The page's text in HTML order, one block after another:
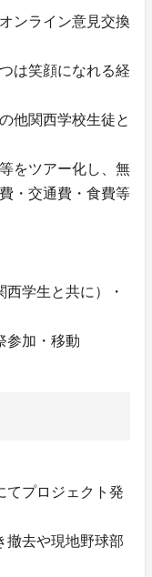
ンライン意見交換
は笑顔になれる経
他関西学校生徒と
をツアー化し、無
・交通費・食費等
学生と共に）・
加・移動
てプロジェクト発
撤去や現地野球部